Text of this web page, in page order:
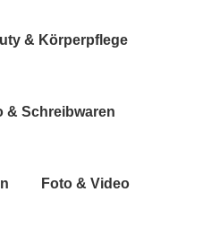
& Körperpflege
& Schreibwaren
Foto & Video